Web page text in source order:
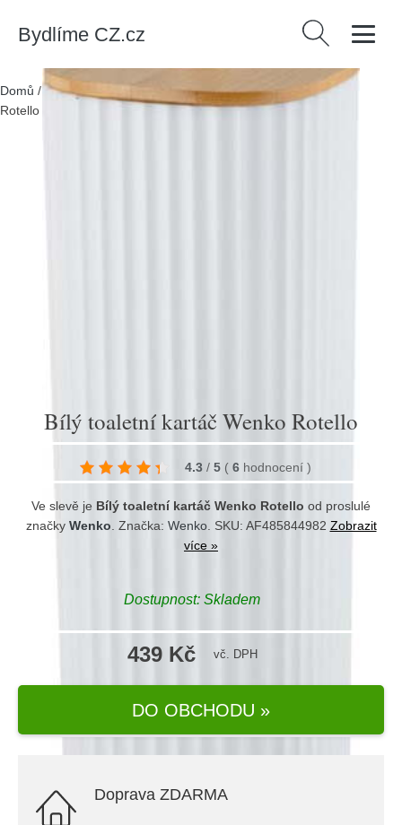
Bydlíme CZ.cz Vyhledávání
Domů /Produkty Bytové doplňky/Bílý toaletní kartáč Wenko
Rotello
Bílý toaletní kartáč Wenko Rotello
4.3 / 5 ( 6 hodnocení )
Ve slevě je Bílý toaletní kartáč Wenko Rotello od proslulé
značky Wenko . Značka: Wenko. SKU: AF485844982 Zobrazit
více »
Dostupnost: Skladem
439 Kč vč. DPH
DO OBCHODU »
Doprava ZDARMA